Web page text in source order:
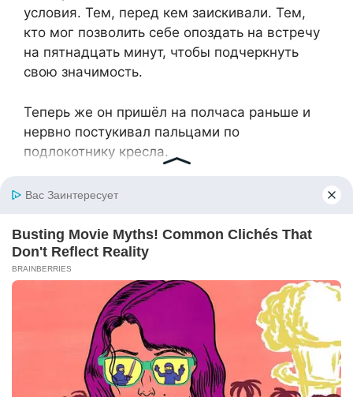
условия. Тем, перед кем заискивали. Тем,
кто мог позволить себе опоздать на встречу
на пятнадцать минут, чтобы подчеркнуть
свою значимость.
Теперь же он пришёл на полчаса раньше и
нервно постукивал пальцами по
подлокотнику кресла.
Падение было стремительным. Сначала —
инвесторов. А завершили его крах
неудачные решения, принятые в панике и
злости. Из хозяина жизни он превратился в
человека, которому светило банкротство.
Ещё месяц такого свободного падения — и
дело всей его жизни, его маленькая
империя, выстроенная по кирпичику за
десять лет, выскользнет из рук.